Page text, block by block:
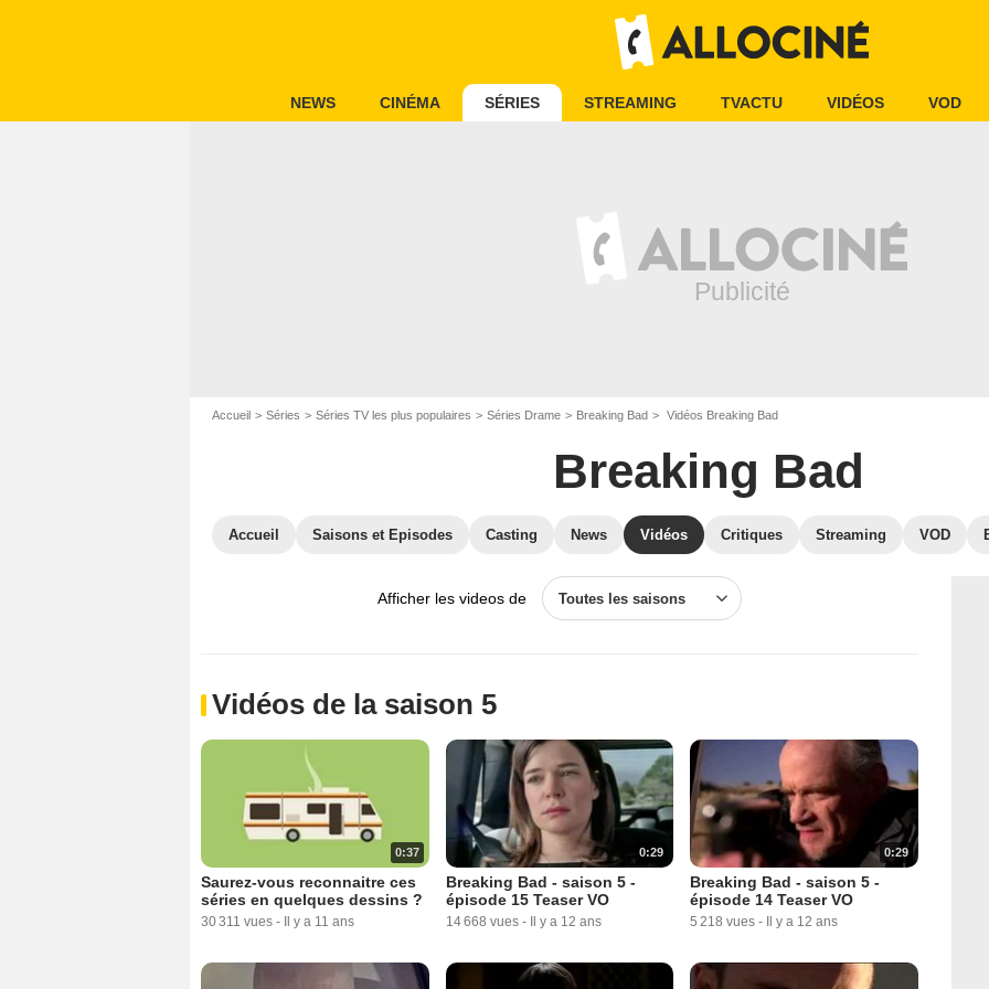
NEWS CINÉMA SÉRIES STREAMING TVACTU VIDÉOS VOD
Accueil Séries Séries TV les plus populaires Séries Drame Breaking Bad Vidéos Breaking Bad
Breaking Bad
Accueil Saisons et Episodes Casting News Vidéos Critiques Streaming VOD
Afficher les videos de Toutes les saisons
Vidéos de la saison 5
0:37
Saurez-vous reconnaitre ces
séries en quelques dessins ?
30 311 vues - Il y a 11 ans
0:29
Breaking Bad - saison 5 -
épisode 15 Teaser VO
14 668 vues - Il y a 12 ans
0:29
Breaking Bad - saison 5 -
épisode 14 Teaser VO
5 218 vues - Il y a 12 ans